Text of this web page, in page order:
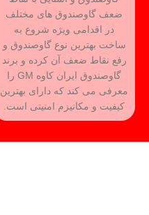
ضعف گاوصندوق های مختلف
در اقدامی ویژه شروع به
ساخت بهترین نوع گاوصندوق و
رفع نقاط ضعف آن کرده و برند
گاوصندوق ایران کاوه GM را
معرفی می کند که دارای بهترین
کیفیت و مکانیزم امنیتی است.